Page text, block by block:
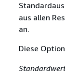
aus allen
an.
Diese